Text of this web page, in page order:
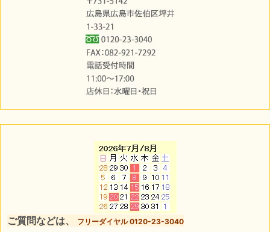
ご質問などは、
フリーダイヤル 0120-23-3040